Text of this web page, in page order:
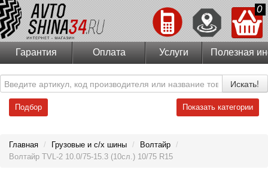
0
Гарантия Оплата Услуги Полезная
Искать!
Подбор Показать категории
Главная / Грузовые и с/х шины / Волтайр /
Волтайр TVL-2 10.0/75-15.3 (10сл.) 10/75 R15